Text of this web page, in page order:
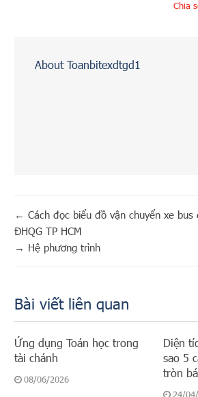
Chia
About Toanbitexdtgd1
← Cách đọc biểu đồ vận chuyển xe bus
ĐHQG TP HCM
→ Hệ phương trình
Bài viết liên quan
Ứng dụng Toán học trong
tài chánh
08/06/2026
Diện
sao 5
tròn
24/